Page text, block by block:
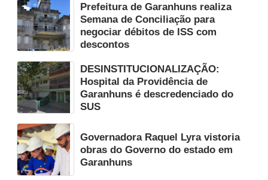
Prefeitura de Garanhuns realiza
Semana de Conciliação para
negociar débitos de ISS com
descontos
DESINSTITUCIONALIZAÇÃO:
Hospital da Providência de
Garanhuns é descredenciado do
SUS
Governadora Raquel Lyra vistoria
obras do Governo do estado em
Garanhuns